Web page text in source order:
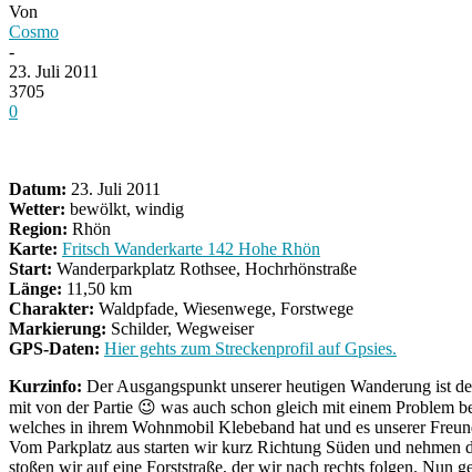
Von
Cosmo
-
23. Juli 2011
3705
0
Datum: 23. Juli 2011
Wetter: bewölkt, windig
Region: Rhön
Karte: Fritsch Wanderkarte 142 Hohe Rhön
Start: Wanderparkplatz Rothsee, Hochrhönstraße
Länge: 11,50 km
Charakter: Waldpfade, Wiesenwege, Forstwege
Markierung: Schilder, Wegweiser
GPS-Daten: Hier gehts zum Streckenprofil auf Gpsies.
Kurzinfo: Der Ausgangspunkt unserer heutigen Wanderung ist
mit von der Partie 😉 was auch schon gleich mit einem Problem
welches in ihrem Wohnmobil Klebeband hat und es unserer
Vom Parkplatz aus starten wir kurz Richtung Süden und
stoßen wir auf eine Forststraße, der wir nach rechts folgen. Nun